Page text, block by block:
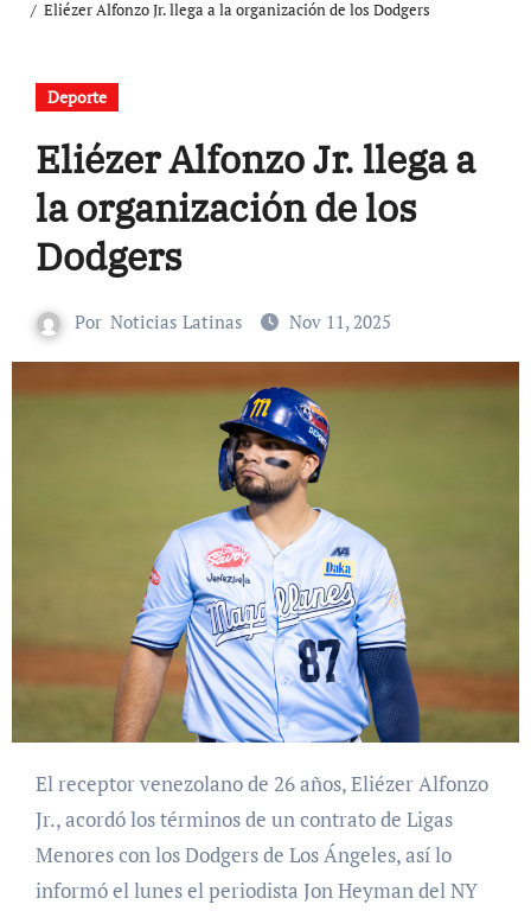
Eliézer Alfonzo Jr. llega a la organización de los Dodgers
Deporte
Eliézer Alfonzo Jr. llega a
la organización de los
Dodgers
Por Noticias Latinas Nov 11, 2025
El receptor venezolano de 26 años, Eliézer Alfonzo
Jr., acordó los términos de un contrato de Ligas
Menores con los Dodgers de Los Ángeles, así lo
informó el lunes el periodista Jon Heyman del NY